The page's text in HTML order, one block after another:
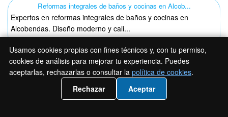
Reformas integrales de baños y cocinas en Alcob...
Expertos en reformas integrales de baños y cocinas en
Alcobendas. Diseño moderno y cali...
Reparación de bote sifónico en Alcobendas en Ma...
Reparación profesional de bote sifónico en Alcobendas, Madrid.
Soluciones rápidas y efi...📲 Llámanos 919 93 35 41
Usamos cookies propias con fines técnicos y, con tu permiso,
cookies de análisis para mejorar tu experiencia. Puedes
aceptarlas, rechazarlas o consultar la política de cookies.
Rechazar
Aceptar